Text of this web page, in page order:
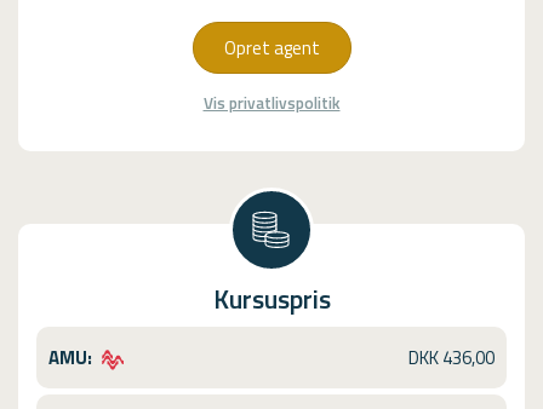
Opret agent
Vis privatlivspolitik
Kursuspris
AMU: DKK 436,00